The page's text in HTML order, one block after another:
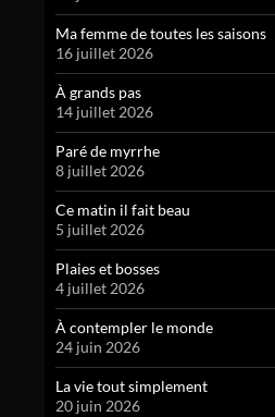
Ma femme de toutes les saisons
16 juillet 2026
À grands pas
14 juillet 2026
Paré de myrrhe
8 juillet 2026
Ce matin il fait beau
5 juillet 2026
Plaies et bosses
4 juillet 2026
À contempler le monde
24 juin 2026
La vie tout simplement
20 juin 2026